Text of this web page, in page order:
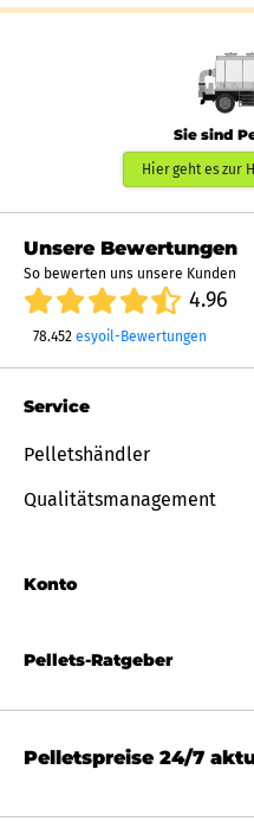
Sie sind
Hier geht es zur
Unsere Bewertungen
So bewerten uns unsere Kunden
4.96
78.452 esyoil-Bewertungen
Pellets-Ratgeber
Service
Pelletshändler
Qualitätsmanagement
Konto
Pelletspreise 24/7